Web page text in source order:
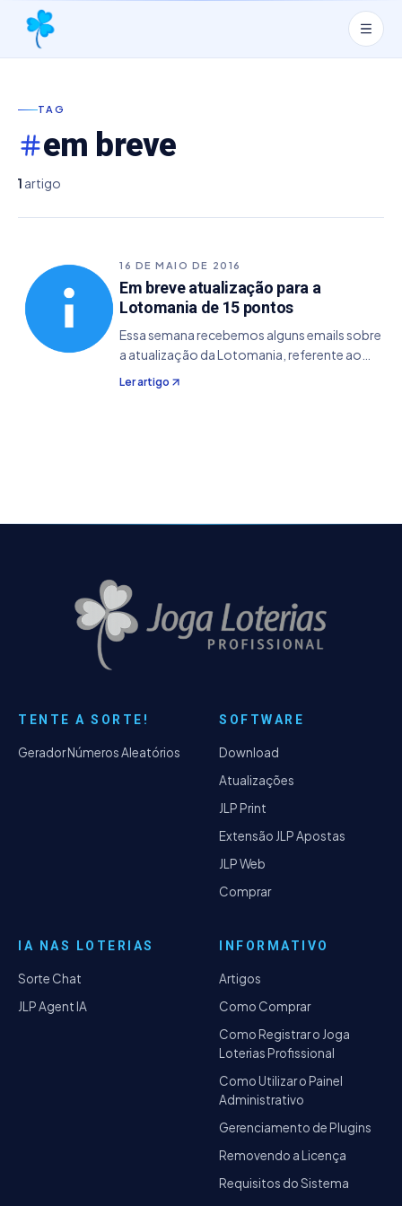
TAG
em breve
1 artigo
16 DE MAIO DE 2016
Em breve atualização para a
Lotomania de 15 pontos
Essa semana recebemos alguns emails sobre
a atualização da Lotomania, referente ao
acréscimo da premiação de 15 pontos.
Informamos que o processo já esta em
Ler artigo
TENTE A SORTE!
Gerador Números Aleatórios
SOFTWARE
Download
Atualizações
JLP Print
Extensão JLP Apostas
JLP Web
Comprar
IA NAS LOTERIAS
Sorte Chat
JLP Agent IA
INFORMATIVO
Artigos
Como Comprar
Como Registrar o Joga
Loterias Profissional
Como Utilizar o Painel
Administrativo
Gerenciamento de Plugins
Removendo a Licença
Requisitos do Sistema